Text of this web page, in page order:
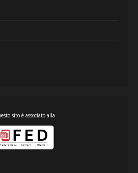
sito è associato alla